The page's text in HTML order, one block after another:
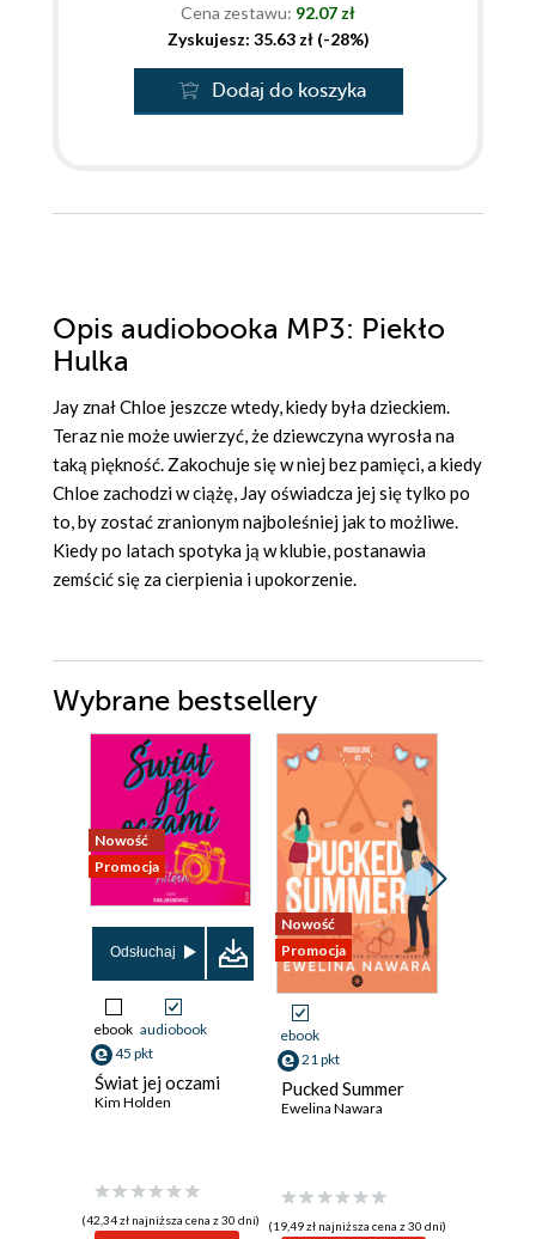
Cena zestawu: 92.07 zł
Zyskujesz: 35.63 zł (-28%)
Dodaj do koszyka
Opis audiobooka MP3: Piekło
Hulka
Jay znał Chloe jeszcze wtedy, kiedy była dzieckiem.
Teraz nie może uwierzyć, że dziewczyna wyrosła na
taką piękność. Zakochuje się w niej bez pamięci, a kiedy
Chloe zachodzi w ciążę, Jay oświadcza jej się tylko po
to, by zostać zranionym najboleśniej jak to możliwe.
Kiedy po latach spotyka ją w klubie, postanawia
zemścić się za cierpienia i upokorzenie.
Wybrane bestsellery
Nowość
Promocja
Odsłuchaj
ebook audiobook
45 pkt
Świat jej oczami
Kim Holden
(42,34 zł najniższa cena z 30 dni)
Nowość
Promocja
ebook
21 pkt
Pucked Summer
Ewelina Nawara
(19,49 zł najniższa cena z 30 dni)